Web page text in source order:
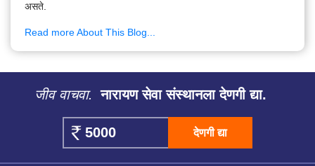
असते.
Read more About This Blog...
जीव वाचवा. नारायण सेवा संस्थानला देणगी द्या.
देणगी द्या